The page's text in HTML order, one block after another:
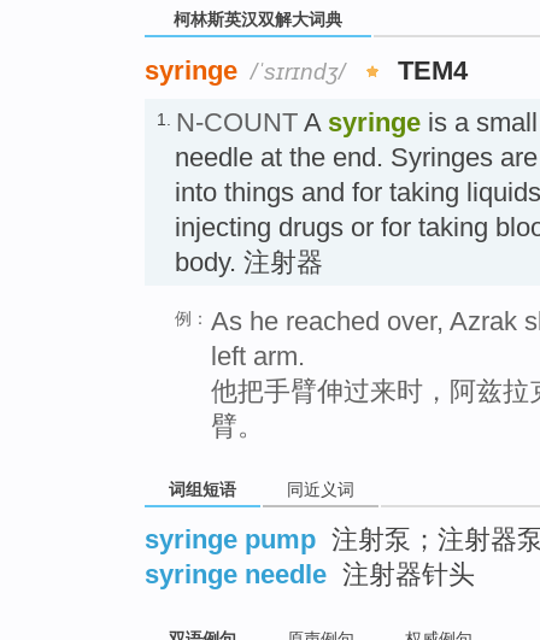
柯林斯英汉双解大词典
syringe /ˈsɪrɪndʒ/ TEM4
1. N-COUNT A syringe is a
needle at the end. Syringes
into things and for taking
injecting drugs or for taking
body. 注射器
例： As he reached over, Azrak
left arm.
他把手臂伸过来时，阿兹
臂。
词组短语 同近义词
syringe pump 注射泵；注射器
syringe needle 注射器针头